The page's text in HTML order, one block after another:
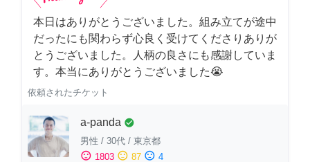
本日はありがとうございました。組み立てが途中
だったにも関わらず心良く受けてくださりありが
とうございました。人柄の良さにも感謝していま
す。本当にありがとうございました😭
依頼されたチケット
a-panda check_circle
男性 / 30代 / 東京都
sentiment_satisfied 1803 sentiment_neutral 87 sentiment_dissatisfied 4